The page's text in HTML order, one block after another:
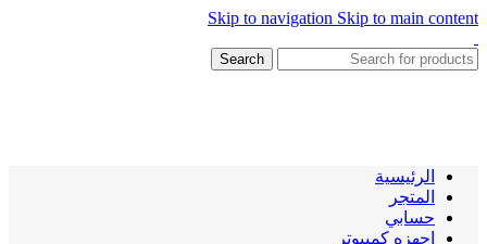
Skip to navigation Skip to main content
Search
الرئيسية
المتجر
حسابي
اجهزه كمبيوتر